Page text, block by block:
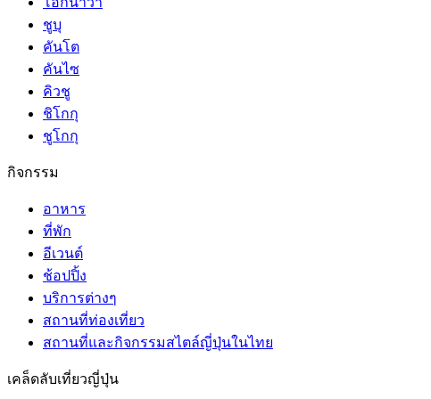
ชูบุ
คันโต
คันไซ
คิวชู
ชิโกกุ
ชูโกกุ
กิจกรรม
อาหาร
ที่พัก
อีเวนต์
ช้อปปิ้ง
บริการต่างๆ
สถานที่ท่องเที่ยว
สถานที่และกิจกรรมสไตล์ญี่ปุ่นในไทย
เคล็ดลับเที่ยวญี่ปุ่น